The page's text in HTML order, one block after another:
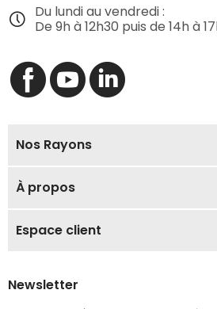
Du lundi au vendredi :
De 9h à 12h30 puis de 14h à
Nos Rayons
À propos
Espace client
Newsletter